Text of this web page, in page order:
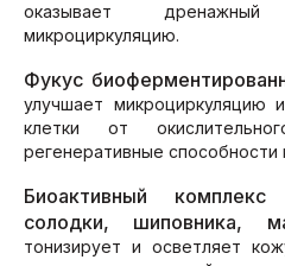
оказывает
микроциркуляцию.
Фукус
улучшает микроциркуляцию
клетки от
регенеративные способности
Биоактивный
солодки, шиповника,
тонизирует и осветляет